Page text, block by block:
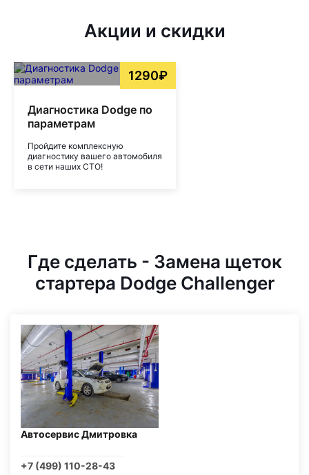
Акции и скидки
1290₽
Диагностика Dodge по
параметрам
Пройдите комплексную
диагностику вашего автомобиля
в сети наших СТО!
Где сделать - Замена щеток
стартера Dodge Challenger
Автосервис Дмитровка
+7 (499) 110-28-43